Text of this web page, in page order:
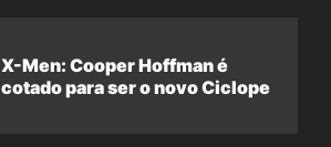
X-Men: Cooper Hoffman é
cotado para ser o novo Ciclope